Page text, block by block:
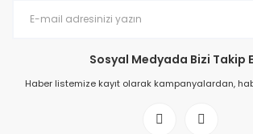
Sosyal Medyada Bizi Takip
Haber listemize kayıt olarak kampanyalardan,